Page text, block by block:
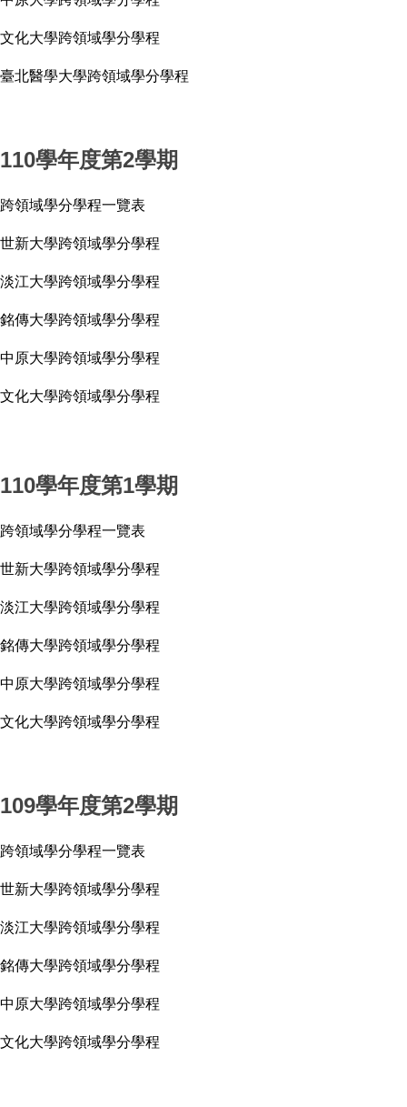
文化大學跨領域學分學程
臺北醫學大學跨領域學分學程
110學年度第2學期
跨領域學分學程一覽表
世新大學跨領域學分學程
淡江大學跨領域學分學程
銘傳大學跨領域學分學程
中原大學跨領域學分學程
文化大學跨領域學分學程
110學年度第1學期
跨領域學分學程一覽表
世新大學跨領域學分學程
淡江大學跨領域學分學程
銘傳大學跨領域學分學程
中原大學跨領域學分學程
文化大學跨領域學分學程
109學年度第2學期
跨領域學分學程一覽表
世新大學跨領域學分學程
淡江大學跨領域學分學程
銘傳大學跨領域學分學程
中原大學跨領域學分學程
文化大學跨領域學分學程